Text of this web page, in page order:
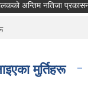
अन्तिम नतिजा प्रकासन
मुर्तिहरू